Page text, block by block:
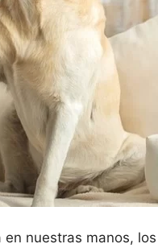
nuestras manos,